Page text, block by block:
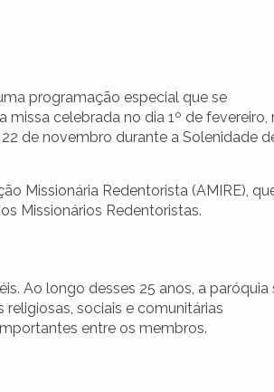
programação especial que se
celebrada no dia 1º de fevereiro,
de novembro durante a Solenidade
Missionária Redentorista (AMIRE),
Missionários Redentoristas.
Ao longo desses 25 anos, a paróquia
sociais e comunitárias
entre os membros.